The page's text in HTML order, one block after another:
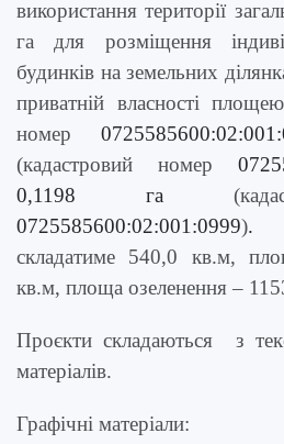
використання території
га для розміщення
будинків на земельних
приватній власності
номер
(кадастровий номер
0,1198 га
0725585600:02:001:0999).
складатиме 540,0 кв.м,
кв.м, площа озеленення –
Проєкти складаються з
матеріалів.
Графічні матеріали: